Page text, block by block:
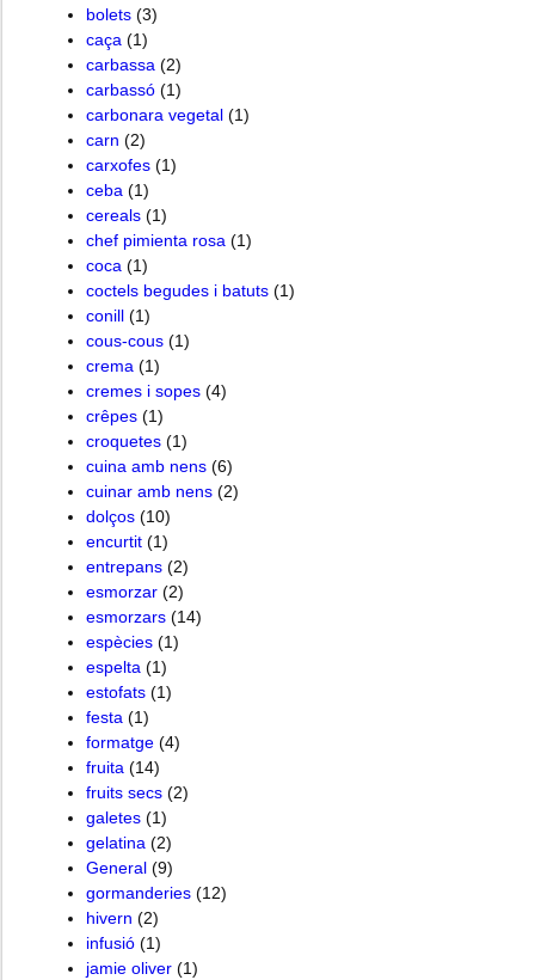
bolets (3)
caça (1)
carbassa (2)
carbassó (1)
carbonara vegetal (1)
carn (2)
carxofes (1)
ceba (1)
cereals (1)
chef pimienta rosa (1)
coca (1)
coctels begudes i batuts (1)
conill (1)
cous-cous (1)
crema (1)
cremes i sopes (4)
crêpes (1)
croquetes (1)
cuina amb nens (6)
cuinar amb nens (2)
dolços (10)
encurtit (1)
entrepans (2)
esmorzar (2)
esmorzars (14)
espècies (1)
espelta (1)
estofats (1)
festa (1)
formatge (4)
fruita (14)
fruits secs (2)
galetes (1)
gelatina (2)
General (9)
gormanderies (12)
hivern (2)
infusió (1)
jamie oliver (1)